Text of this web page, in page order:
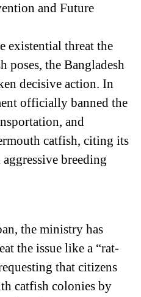
and Future
existential threat the
poses, the Bangladesh
decisive action. In
officially banned the
and
catfish, citing its
breeding
the ministry has
the issue like a “rat-
that citizens
catfish colonies by